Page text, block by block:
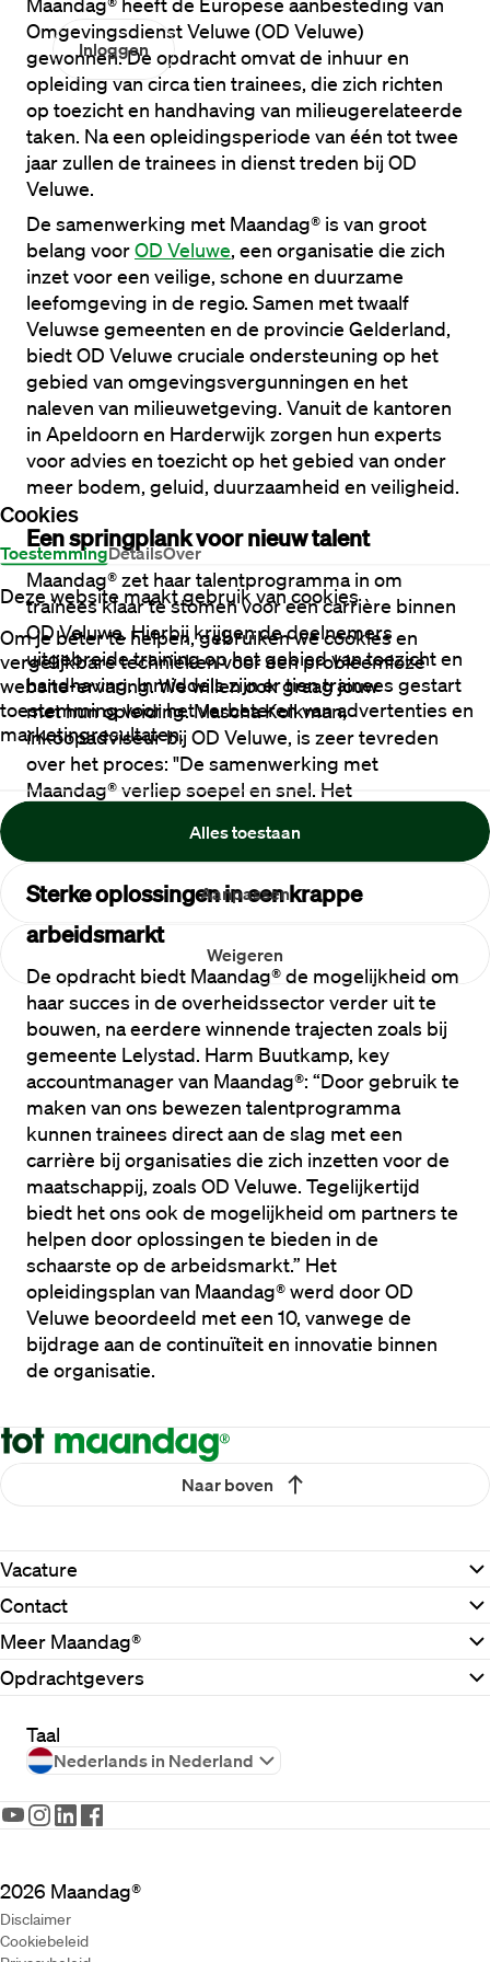
Inloggen
Cookies
ToestemmingDetailsOver
Deze website maakt gebruik van cookies
Om je beter te helpen, gebruiken we cookies en
vergelijkbare technieken voor een probleemloze
website-ervaring. We willen ook graag jouw
toestemming voor het verbeteren van advertenties en
marketingresultaten.
Weigeren
Aanpassen
Alles toestaan
Omgevingsdienst Veluwe (OD Veluwe)
gewonnen. De opdracht omvat de inhuur en
opleiding van circa tien trainees, die zich richten
op toezicht en handhaving van milieugerelateerde
taken. Na een opleidingsperiode van één tot twee
jaar zullen de trainees in dienst treden bij OD
Veluwe.
De samenwerking met Maandag® is van groot
belang voor OD Veluwe, een organisatie die zich
inzet voor een veilige, schone en duurzame
leefomgeving in de regio. Samen met twaalf
Veluwse gemeenten en de provincie Gelderland,
biedt OD Veluwe cruciale ondersteuning op het
gebied van omgevingsvergunningen en het
naleven van milieuwetgeving. Vanuit de kantoren
in Apeldoorn en Harderwijk zorgen hun experts
voor advies en toezicht op het gebied van onder
meer bodem, geluid, duurzaamheid en veiligheid.
Een springplank voor nieuw talent
Maandag® zet haar talentprogramma in om
trainees klaar te stomen voor een carrière binnen
OD Veluwe. Hierbij krijgen de deelnemers
uitgebreide training op het gebied van toezicht en
handhaving. Inmiddels zijn er tien trainees gestart
met hun opleiding. Mascha Kolkman,
inkoopadviseur bij OD Veluwe, is zeer tevreden
over het proces: "De samenwerking met
Maandag® verliep soepel en snel. Het
uitstekend aan op onze behoeften."
Sterke oplossingen in een krappe
arbeidsmarkt
De opdracht biedt Maandag® de mogelijkheid om
haar succes in de overheidssector verder uit te
bouwen, na eerdere winnende trajecten zoals bij
gemeente Lelystad. Harm Buutkamp, key
accountmanager van Maandag®: “Door gebruik te
maken van ons bewezen talentprogramma
kunnen trainees direct aan de slag met een
carrière bij organisaties die zich inzetten voor de
maatschappij, zoals OD Veluwe. Tegelijkertijd
biedt het ons ook de mogelijkheid om partners te
helpen door oplossingen te bieden in de
schaarste op de arbeidsmarkt.” Het
opleidingsplan van Maandag® werd door OD
Veluwe beoordeeld met een 10, vanwege de
bijdrage aan de continuïteit en innovatie binnen
de organisatie.
Naar boven
Vacature
Contact
Meer Maandag®
Opdrachtgevers
Taal
Nederlands in Nederland
2026 Maandag®
Disclaimer
Cookiebeleid